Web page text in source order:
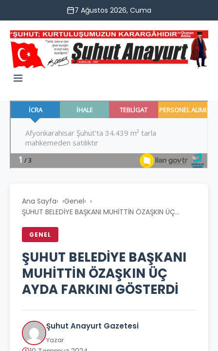
7 Ağustos 2026, Cuma
Ana Sayfa› Genel›
ŞUHUT BELEDİYE BAŞKANI MUHİTTİN ÖZAŞKIN ÜÇ...
GENEL
ŞUHUT BELEDİYE BAŞKANI
MUHİTTİN ÖZAŞKIN ÜÇ
AYDA FARKINI GÖSTERDİ
Şuhut Anayurt Gazetesi
Yazar